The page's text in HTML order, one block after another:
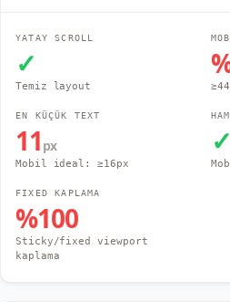
YATAY SCROLL
✓
Temiz layout
EN KÜÇÜK TEXT
11 px
Mobil ideal: ≥16px
✓
FIXED KAPLAMA
%100
Sticky/fixed viewport
kaplama